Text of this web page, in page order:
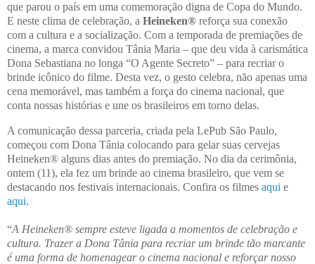
que parou o país em uma comemoração digna de Copa do Mundo.
E neste clima de celebração, a Heineken® reforça sua conexão
com a cultura e a socialização. Com a temporada de premiações de
cinema, a marca convidou Tânia Maria – que deu vida à carismática
Dona Sebastiana no longa “O Agente Secreto” – para recriar o
brinde icônico do filme. Desta vez, o gesto celebra, não apenas uma
cena memorável, mas também a força do cinema nacional, que
conta nossas histórias e une os brasileiros em torno delas.
A comunicação dessa parceria, criada pela LePub São Paulo,
começou com Dona Tânia colocando para gelar suas cervejas
Heineken® alguns dias antes do premiação. No dia da cerimônia,
ontem (11), ela fez um brinde ao cinema brasileiro, que vem se
destacando nos festivais internacionais. Confira os filmes aqui e
aqui.
“A Heineken® sempre esteve ligada a momentos de celebração e
cultura. Trazer a Dona Tânia para recriar um brinde tão marcante
é uma forma de homenagear o cinema nacional e reforçar nosso